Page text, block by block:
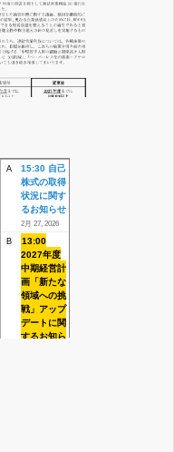
A
15:30 自己
株式の取得
状況に関す
るお知らせ
2月 27, 2026
B
13:00
2027年度
中期経営計
画「新たな
領域への挑
戦」アップ
デートに関
するお知ら